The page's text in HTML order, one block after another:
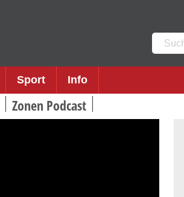
Suchen
nach:
Sport Info
Zonen Podcast